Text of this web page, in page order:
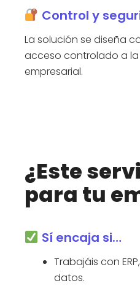
Control y
La solución se diseña
acceso controlado a
empresarial.
¿Este
para tu
Sí encaja si…
Trabajáis con
datos.